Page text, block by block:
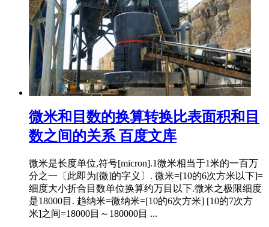
微米和目数的换算转换比表面积和目
数之间的关系 百度文库
微米是长度单位,符号[micron].1微米相当于1米的一百万
分之一〔此即为[微]的字义〕. 微米=[10的6次方米以下]=
细度大小折合目数单位换算约万目以下.微米之极限细度
是18000目. 趋纳米=微纳米=[10的6次方米] [10的7次方
米]之间=18000目～180000目 ...